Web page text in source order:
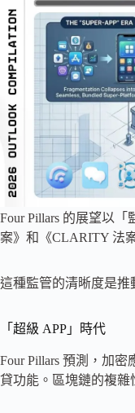
Four Pillars 的展望以
案》和《CLARITY 法
這種監管的清晰度是
「超級 APP」時代
Four Pillars 預測，加
貸功能。區塊鏈的複雜